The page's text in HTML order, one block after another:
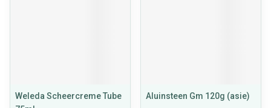
Weleda Scheercreme Tube
Aluinsteen Gm 120g (asie)